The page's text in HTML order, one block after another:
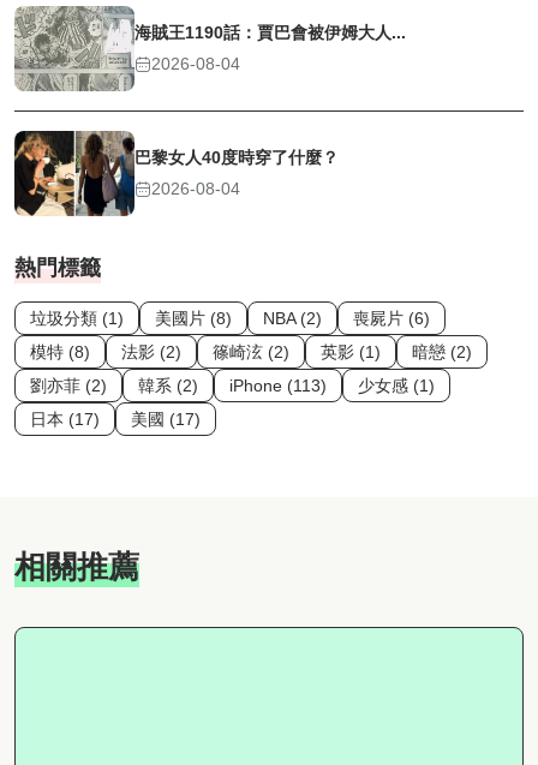
海賊王1190話：賈巴會被伊姆大人...
2026-08-04
巴黎女人40度時穿了什麼？
2026-08-04
熱門標籤
垃圾分類 (1) 美國片 (8) NBA (2)
喪屍片 (6)
模特 (8)
法影 (2) 篠崎泫 (2) 英影 (1)
暗戀 (2)
劉亦菲 (2)
韓系 (2) iPhone (113)
少女感 (1)
日本 (17)
美國 (17)
相關推薦